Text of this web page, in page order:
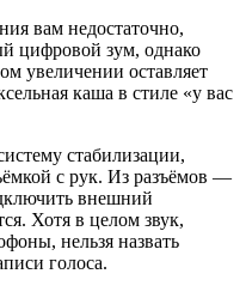
вам недостаточно,
цифровой зум, однако
увеличении оставляет
каша в стиле «у вас
стабилизации,
с рук. Из разъёмов —
внешний
Хотя в целом звук,
нельзя назвать
голоса.